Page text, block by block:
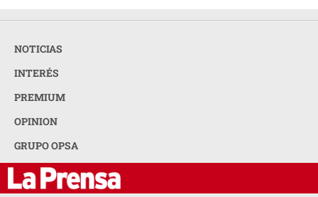
NOTICIAS
INTERÉS
PREMIUM
OPINION
GRUPO OPSA